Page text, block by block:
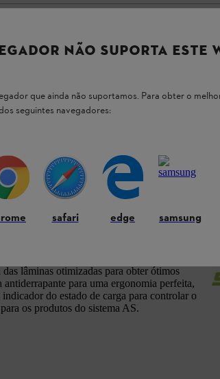
cortar e manter pequenas sebes e
lâminas otimizadas para obter ótimos
para uma ergonomia perfeita,
do estado de carga para controlar o
os produtos do sistema AS.
NÃO SUPORTA ESTE
que ainda não suportamos. Para obter o
seguintes navegadores:
safari edge samsung